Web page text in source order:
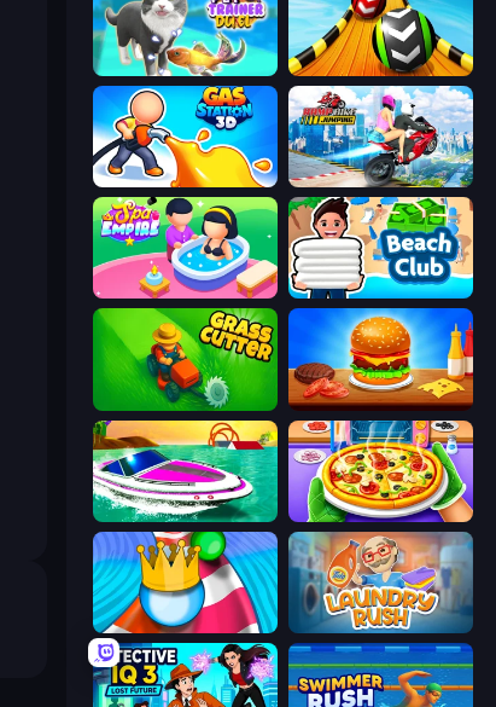
Pet Trainer Duel Sky Balls 3D
Gas Station 3D Ramp Bike Jumping
Spa Empire Beach Club
Burger Cafe
Jet Boat Racing Pizza Maker
Aquapark Balls Party Laundry Rush